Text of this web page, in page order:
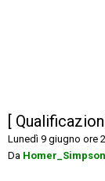
[
Lunedì 9 giugno ore
Da Homer_Simpson